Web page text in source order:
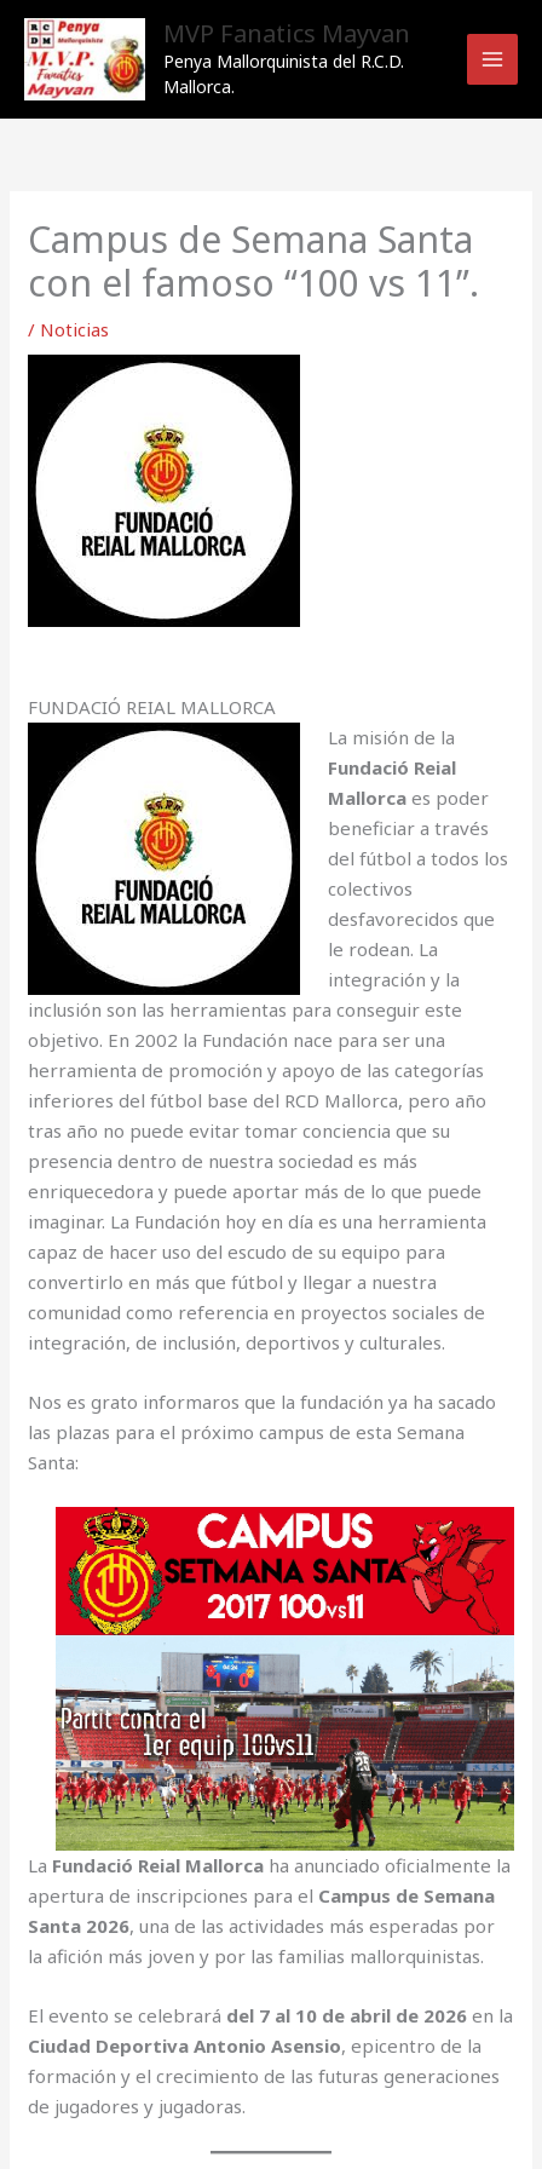
contenido
MVP Fanatics Mayvan
Penya Mallorquinista del R.C.D.
Mallorca.
Campus de Semana Santa
con el famoso “100 vs 11”.
/ Noticias
FUNDACIÓ REIAL MALLORCA
La misión de la
Fundació Reial
Mallorca es poder
beneficiar a través
del fútbol a todos los
colectivos
desfavorecidos que
le rodean. La
integración y la
inclusión son las herramientas para conseguir este
objetivo. En 2002 la Fundación nace para ser una
herramienta de promoción y apoyo de las categorías
inferiores del fútbol base del RCD Mallorca, pero año
tras año no puede evitar tomar conciencia que su
presencia dentro de nuestra sociedad es más
enriquecedora y puede aportar más de lo que puede
imaginar. La Fundación hoy en día es una herramienta
capaz de hacer uso del escudo de su equipo para
convertirlo en más que fútbol y llegar a nuestra
comunidad como referencia en proyectos sociales de
integración, de inclusión, deportivos y culturales.
Nos es grato informaros que la fundación ya ha sacado
las plazas para el próximo campus de esta Semana
Santa:
La Fundació Reial Mallorca ha anunciado oficialmente la
apertura de inscripciones para el Campus de Semana
Santa 2026, una de las actividades más esperadas por
la afición más joven y por las familias mallorquinistas.
El evento se celebrará del 7 al 10 de abril de 2026 en la
Ciudad Deportiva Antonio Asensio, epicentro de la
formación y el crecimiento de las futuras generaciones
de jugadores y jugadoras.